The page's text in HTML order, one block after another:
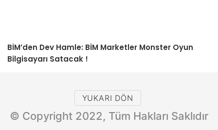
BİM’den Dev Hamle: BİM Marketler Monster Oyun
Bilgisayarı Satacak !
YUKARI DÖN
© Copyright 2022, Tüm Hakları Saklıdır